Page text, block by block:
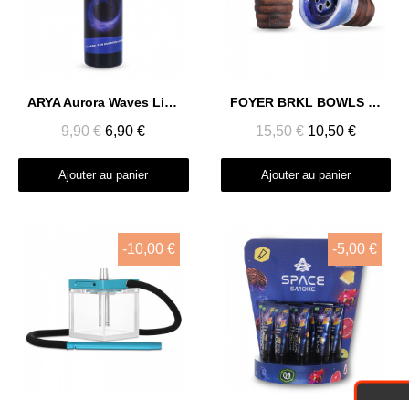
Aperçu rapide ARYA Aurora Waves Liquid 50 ML
9,90 € 6,90 €
Ajouter au panier
Aperçu rapide FOYER BRKL BOWLS EDISON
15,50 € 10,50 €
Ajouter au panier
-10,00 € -5,00 €